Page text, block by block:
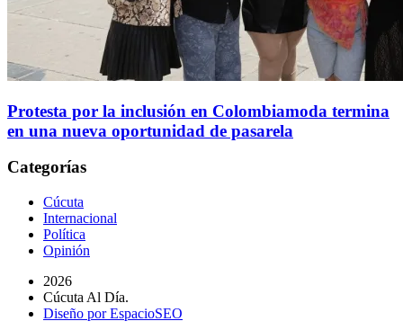
Protesta por la inclusión en Colombiamoda termina
en una nueva oportunidad de pasarela
Categorías
Cúcuta
Internacional
Política
Opinión
2026
Cúcuta Al Día.
Diseño por EspacioSEO